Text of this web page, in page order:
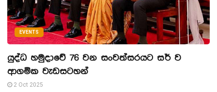
EVENTS
යුද්ධ හමුදාවේ 76 වන සංවත්සරයට සර් ව
ආගමික වැඩසටහන්
2 Oct 2025